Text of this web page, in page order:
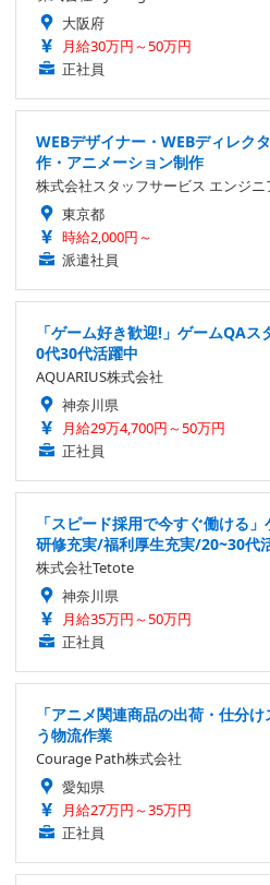
大阪府
月給30万円～50万円
正社員
WEBデザイナー・WEBディレク
作・アニメーション制作
株式会社スタッフサービス エンジニ
東京都
時給2,000円～
派遣社員
「ゲーム好き歓迎!」ゲームQA
0代30代活躍中
AQUARIUS株式会社
神奈川県
月給29万4,700円～50万円
正社員
「スピード採用で今すぐ働ける
研修充実/福利厚生充実/20~30代
株式会社Tetote
神奈川県
月給35万円～50万円
正社員
「アニメ関連商品の出荷・仕分
う物流作業
Courage Path株式会社
愛知県
月給27万円～35万円
正社員